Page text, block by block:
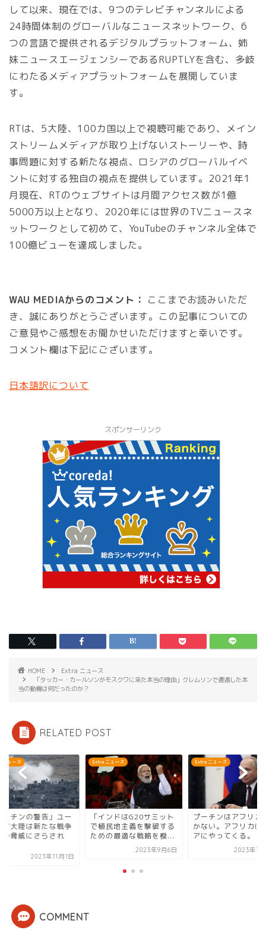
して以来、現在では、9つのテレビチャンネルによる
24時間体制のグローバルなニュースネットワーク、6
つの言語で提供されるデジタルプラットフォーム、姉
妹ニュースエージェンシーであるRUPTLYを含む、多岐
にわたるメディアプラットフォームを展開していま
す。
RTは、5大陸、100カ国以上で視聴可能であり、メイン
ストリームメディアが取り上げないストーリーや、時
事問題に対する新たな視点、ロシアのグローバルイベ
ントに対する独自の視点を提供しています。2021年1
月現在、RTのウェブサイトは月間アクセス数が1億
5000万以上となり、2020年には世界のTVニュースネ
ットワークとして初めて、YouTubeのチャンネル全体で
100億ビューを達成しました。
WAU MEDIAからのコメント： ここまでお読みいただ
き、誠にありがとうございます。この記事についての
ご意見やご感想をお聞かせいただけますと幸いです。
コメント欄は下記にございます。
日本語訳について
スポンサーリンク
HOME
Extra ニュース
「タッカー・カールソンがモスクワに来た本当の理由」クレムリンで遭遇した本
当の動機は何だったのか？
RELATED POST
ニュース
ーチンの警告」ユー
ア大陸は新たな戦争
の脅威にさらされ
2023年11月1日
Extra ニュース
「インドはG20サミット
で植民地主義を撃破する
ための最適な戦略を模...
2023年9月6日
Extra ニュース
プーチンはアフリカ
かない。アフリカは
アにやってくる。
2023年7
COMMENT